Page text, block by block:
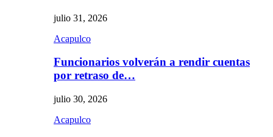
julio 31, 2026
Acapulco
Funcionarios volverán a rendir cuentas
por retraso de…
julio 30, 2026
Acapulco